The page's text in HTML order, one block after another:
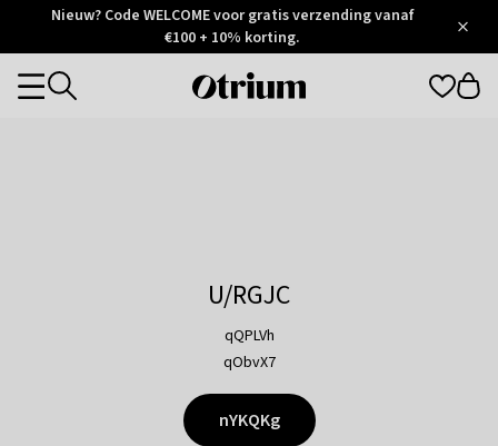
Otrium
Trustpilot
Nieuw? Code WELCOME voor gratis verzending vanaf
€100 + 10% korting.
Otrium
Categories
U/RGJC
qQPLVh
qObvX7
nYKQKg